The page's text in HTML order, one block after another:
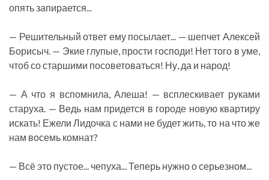
опять запирается...
— Решительный ответ ему посылает... — шепчет Алексей
Борисыч. — Экие глупые, прости господи! Нет того в уме,
чтоб со старшими посоветоваться! Ну, да и народ!
— А что я вспомнила, Алеша! — всплескивает руками
старуха. — Ведь нам придется в городе новую квартиру
искать! Ежели Лидочка с нами не будет жить, то на что же
нам восемь комнат?
— Всё это пустое... чепуха... Теперь нужно о серьезном...